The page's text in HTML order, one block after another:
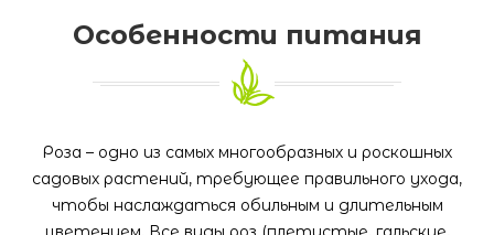
Особенности питания
Роза – одно из самых многообразных и роскошных
садовых растений, требующее правильного ухода,
чтобы наслаждаться обильным и длительным